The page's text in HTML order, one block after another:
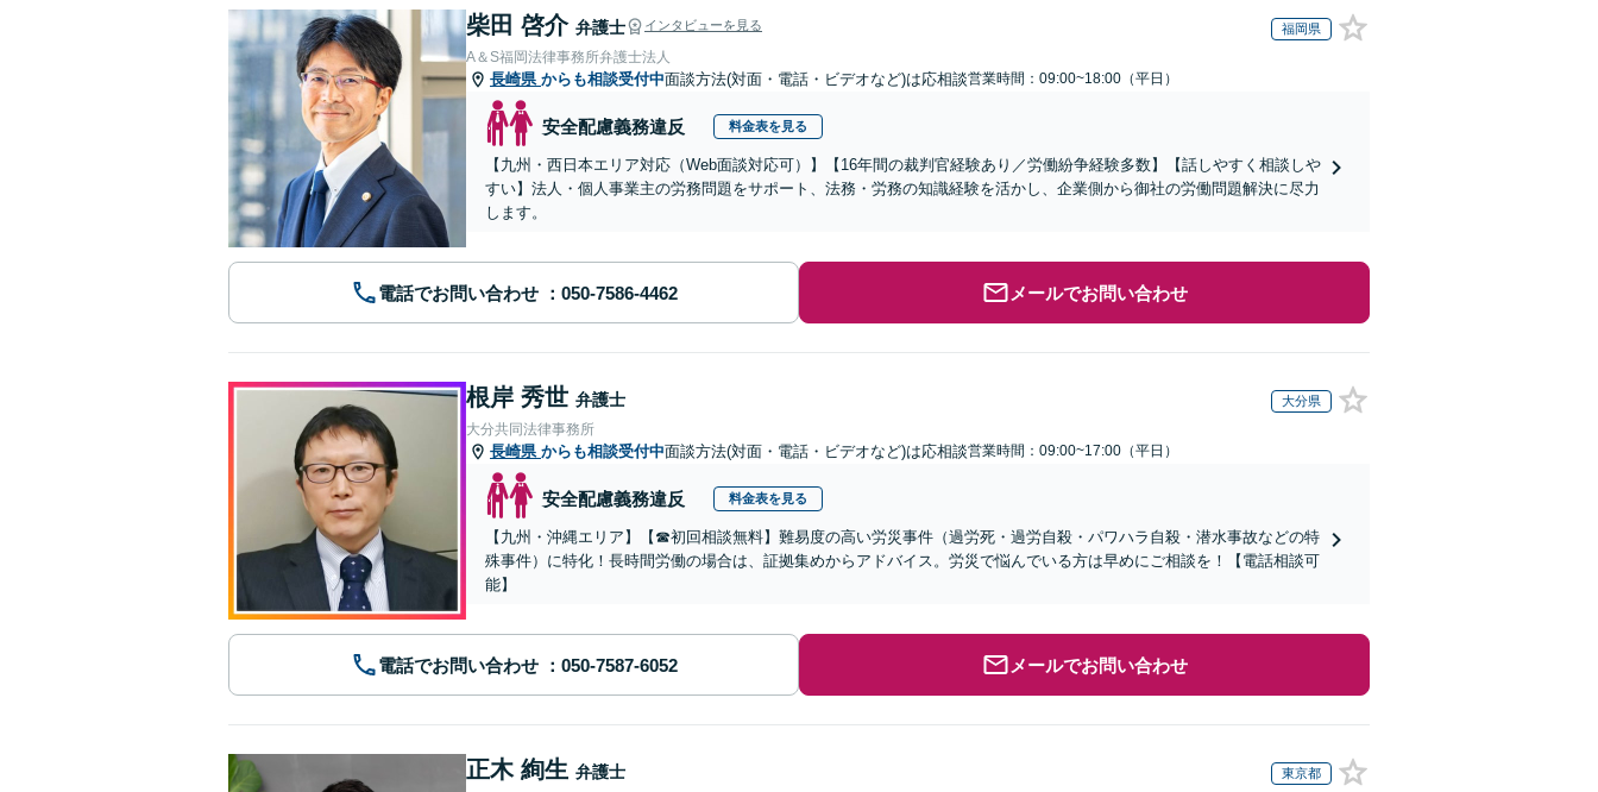
柴田 啓介 弁護士 インタビューを見る 福岡県
A＆S福岡法律事務所弁護士法人
長崎県 からも相談受付中面談方法(対面・電話・ビデオなど)は応相談営業時間：09:00~18:00（平日）
安全配慮義務違反 料金表を見る
【九州・西日本エリア対応（Web面談対応可）】【16年間の裁判官経験あり／労働紛争経験多数】【話しやすく相談しや
すい】法人・個人事業主の労務問題をサポート、法務・労務の知識経験を活かし、企業側から御社の労働問題解決に尽力
します。
電話でお問い合わせ メールでお問い合わせ
根岸 秀世 弁護士 大分県
大分共同法律事務所
長崎県 からも相談受付中面談方法(対面・電話・ビデオなど)は応相談営業時間：09:00~17:00（平日）
安全配慮義務違反 料金表を見る
【九州・沖縄エリア】【☎︎初回相談無料】難易度の高い労災事件（過労死・過労自殺・パワハラ自殺・潜水事故などの特
殊事件）に特化！長時間労働の場合は、証拠集めからアドバイス。労災で悩んでいる方は早めにご相談を！【電話相談可
能】
電話でお問い合わせ メールでお問い合わせ
正木 絢生 弁護士 東京都